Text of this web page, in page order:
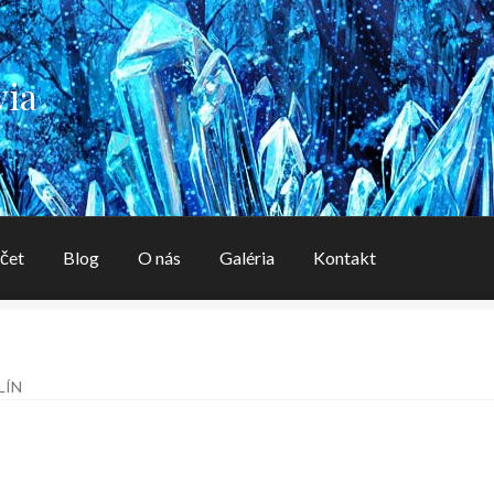
Blog O nás Galéria Kontakt